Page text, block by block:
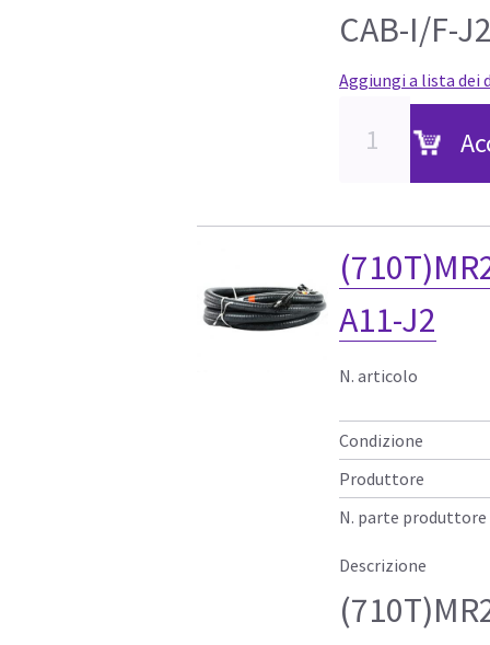
CAB-I/F-
Aggiungi a lista dei
A11-J2
N. articolo
Condizione
Produttore
N. parte produttore
Descrizione